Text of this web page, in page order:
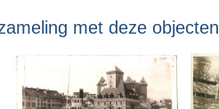
met deze objecten